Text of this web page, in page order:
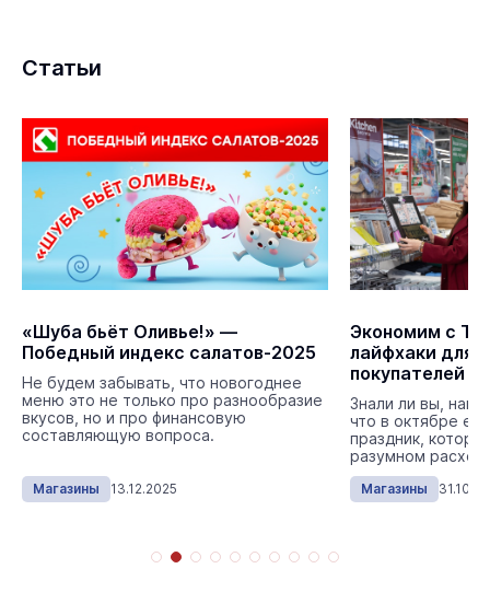
Статьи
«Шуба бьёт Оливье!» —
Победный индекс салатов-2025
Не будем забывать, что новогоднее
меню это не только про разнообразие
вкусов, но и про финансовую
составляющую вопроса.
Магазины 13.12.2025
Экономим с ТС
лайфхаки для
покупателей
Знали ли вы,
что в октябре
праздник,
разумном
Магазины